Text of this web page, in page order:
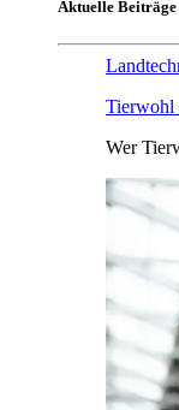
Aktuelle Beiträge
Tierwohl
Wer